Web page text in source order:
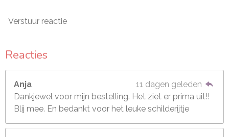
Verstuur reactie
Reacties
Anja
11 dagen geleden
Dankjewel voor mijn bestelling. Het ziet er prima uit!!
Blij mee. En bedankt voor het leuke schilderijtje